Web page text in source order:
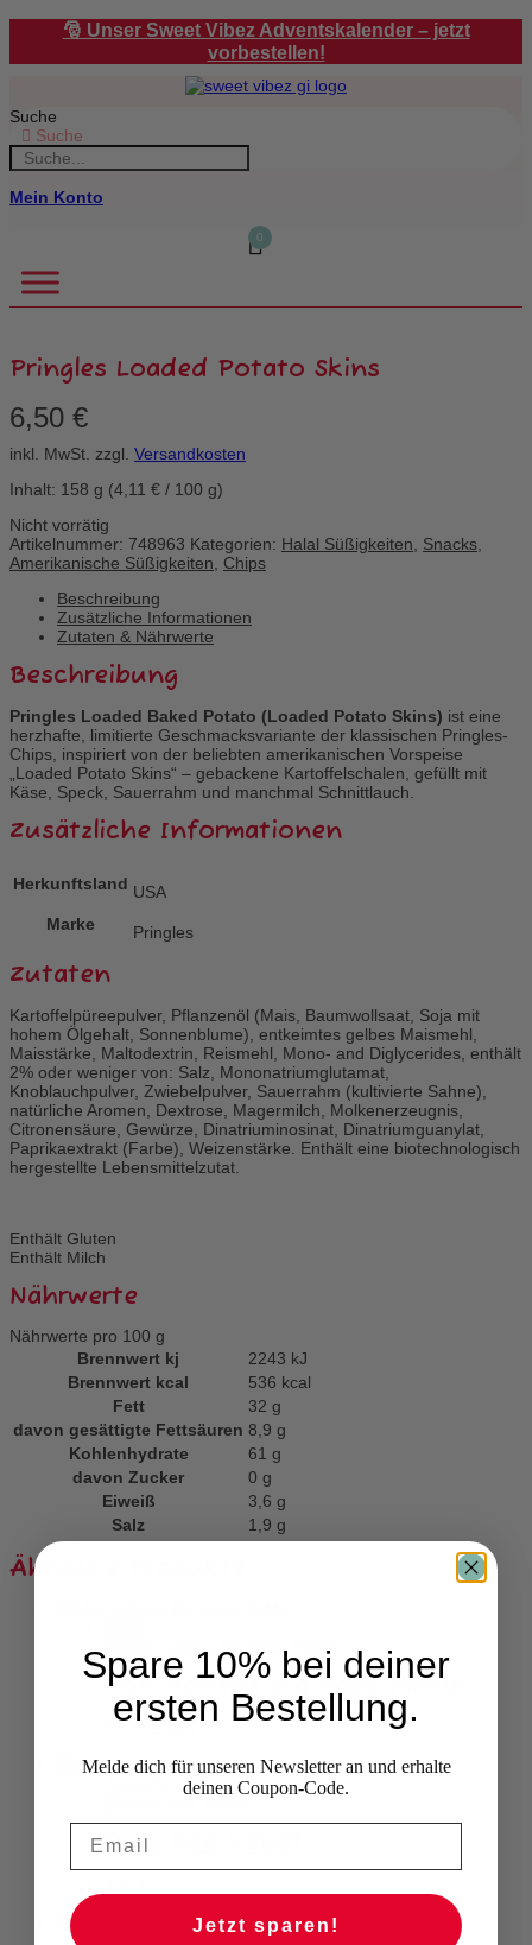
springen
🎅 Unser Sweet Vibez Adventskalender – jetzt
vorbestellen!
Suche
Suche
Mein Konto
0
Pringles Loaded Potato Skins
6,50 €
inkl. MwSt. zzgl. Versandkosten
Inhalt: 158 g (4,11 € / 100 g)
Nicht vorrätig
Artikelnummer: 748963 Kategorien: Halal Süßigkeiten Snacks
Amerikanische Süßigkeiten
Chips
Beschreibung
Zusätzliche Informationen
Zutaten & Nährwerte
Beschreibung
Pringles Loaded Baked Potato (Loaded Potato Skins) ist eine
herzhafte, limitierte Geschmacksvariante der klassischen Pringles-
Chips, inspiriert von der beliebten amerikanischen Vorspeise
„Loaded Potato Skins“ – gebackene Kartoffelschalen, gefüllt mit
Käse, Speck, Sauerrahm und manchmal Schnittlauch.
Zusätzliche Informationen
Herkunftsland USA
Marke
Pringles
Zutaten
Kartoffelpüreepulver, Pflanzenöl (Mais, Baumwollsaat, Soja mit
hohem Ölgehalt, Sonnenblume), entkeimtes gelbes Maismehl,
Maisstärke, Maltodextrin, Reismehl, Mono- and Diglycerides, enthält
2% oder weniger von: Salz, Mononatriumglutamat,
Knoblauchpulver, Zwiebelpulver, Sauerrahm (kultivierte Sahne),
natürliche Aromen, Dextrose, Magermilch, Molkenerzeugnis,
Citronensäure, Gewürze, Dinatriuminosinat, Dinatriumguanylat,
Paprikaextrakt (Farbe), Weizenstärke. Enthält eine biotechnologisch
hergestellte Lebensmittelzutat.
Enthält Gluten
Enthält Milch
Nährwerte
Nährwerte pro 100 g
Brennwert kj
2243 kJ
Brennwert kcal
536 kcal
Fett
32 g
davon gesättigte Fettsäuren 8,9 g
Kohlenhydrate
61 g
davon Zucker 0 g
Eiweiß
3,6 g
Salz
1,9 g
Ähnliche Produkte
Von Holtens Big Papa Pickle
5,90€ Ursprünglicher
war:
5,90 €
4,50€Aktueller
ist:
4,50 €.
Ausverkauft
Oreo Red Velvet
Spare 10% bei deiner
ersten Bestellung.
Melde dich für unseren Newsletter an und erhalte
deinen Coupon-Code.
Jetzt sparen!